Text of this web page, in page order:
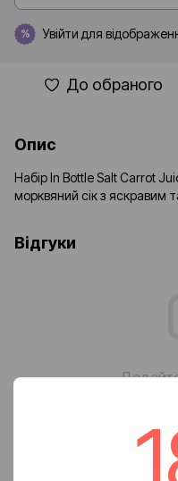
% Увійти для
До обраного
Опис
Набір In Bottle Salt Carrot
морквяний сік з яскравим
Відгуки